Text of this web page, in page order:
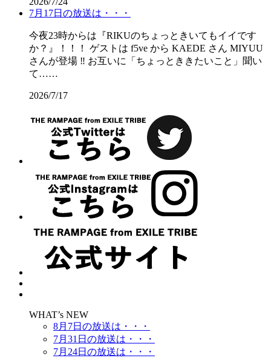
7月17日の放送は・・・
今夜23時からは『RIKUのちょっときいてもイイです
か？』！！！ ゲストは f5ve から KAEDE さん MIYUU
さんが登場 ‼️ お互いに「ちょっとききたいこと」聞い
て……
2026/7/17
WHAT’s NEW
8月7日の放送は・・・
7月31日の放送は・・・
7月24日の放送は・・・